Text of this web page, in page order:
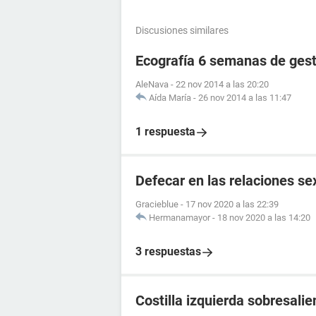
Discusiones similares
Ecografía 6 semanas de
AleNava - 22 nov 2014 a las 20:20
Aída María - 26 nov 2014 a las 11:47
1 respuesta
Defecar en las relaciones
Gracieblue - 17 nov 2020 a las 22:39
Hermanamayor - 18 nov 2020 a las 14:20
3 respuestas
Costilla izquierda